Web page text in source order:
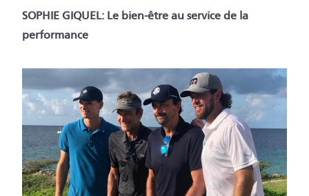
SOPHIE GIQUEL: Le bien-être au service de la
performance